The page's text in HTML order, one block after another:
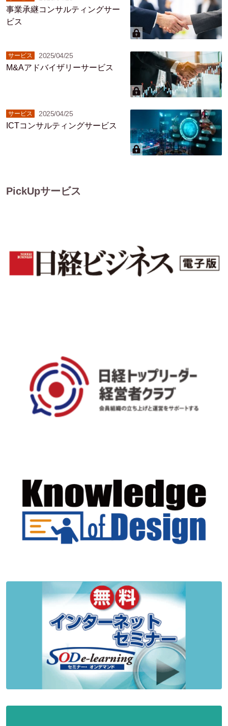
事業承継コンサルティングサー
ビス
サービス 2025/04/25
M&Aアドバイザリーサービス
サービス 2025/04/25
ICTコンサルティングサービス
PickUpサービス